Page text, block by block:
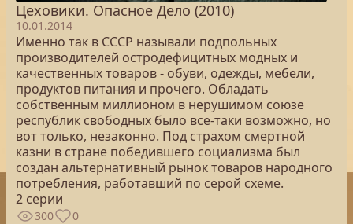
Цеховики. Опасное Дело (2010)
10.01.2014
Именно так в СССР называли подпольных
производителей остродефицитных модных и
качественных товаров - обуви, одежды, мебели,
продуктов питания и прочего. Обладать
собственным миллионом в нерушимом союзе
республик свободных было все-таки возможно, но
вот только, незаконно. Под страхом смертной
казни в стране победившего социализма был
создан альтернативный рынок товаров народного
потребления, работавший по серой схеме.
2 серии
300 0